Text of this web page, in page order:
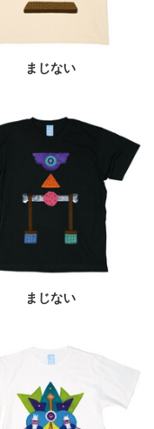
まじない
まじない